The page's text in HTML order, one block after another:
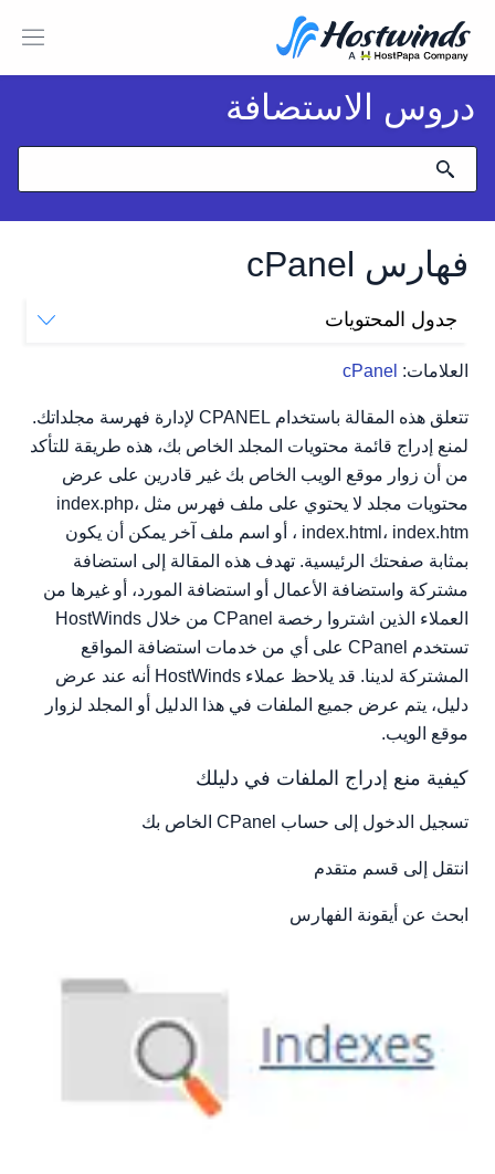
دروس الاستضافة
فهارس cPanel
العلامات: cPanel
جدول المحتويات
بدائل أخرى
تتعلق هذه المقالة باستخدام CPANEL لإدارة فهرسة مجلداتك.
لمنع إدراج قائمة محتويات المجلد الخاص بك، هذه طريقة للتأكد
من أن زوار موقع الويب الخاص بك غير قادرين على عرض
محتويات مجلد لا يحتوي على ملف فهرس مثل index.php،
index.html، index.htm ، أو اسم ملف آخر يمكن أن يكون
بمثابة صفحتك الرئيسية. تهدف هذه المقالة إلى استضافة
مشتركة واستضافة الأعمال أو استضافة المورد، أو غيرها من
العملاء الذين اشتروا رخصة CPanel من خلال HostWinds
تستخدم CPanel على أي من خدمات استضافة المواقع
المشتركة لدينا. قد يلاحظ عملاء HostWinds أنه عند عرض
دليل، يتم عرض جميع الملفات في هذا الدليل أو المجلد لزوار
موقع الويب.
كيفية منع إدراج الملفات في دليلك
تسجيل الدخول إلى حساب CPanel الخاص بك
انتقل إلى قسم متقدم
ابحث عن أيقونة الفهارس